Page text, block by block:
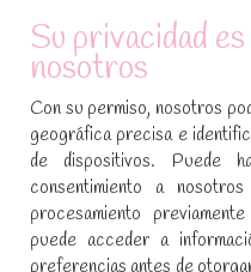
ATENCIÓN AL
Condiciones de compra
Aviso legal y política de
Política de cookies
SÍGUENOS EN
Su privacidad
nosotros
Con su permiso, nosotros
geográfica precisa e
de dispositivos. Puede
consentimiento a
procesamiento
puede acceder a
preferencias antes de